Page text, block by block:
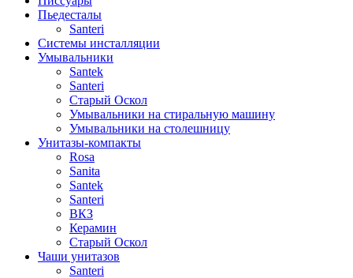
Пьедесталы
Santeri
Системы инсталляции
Умывальники
Santek
Santeri
Старый Оскол
Умывальники на стиральную машину
Умывальники на столешницу
Унитазы-компакты
Rosa
Sanita
Santek
Santeri
ВКЗ
Керамин
Старый Оскол
Чаши унитазов
Santeri